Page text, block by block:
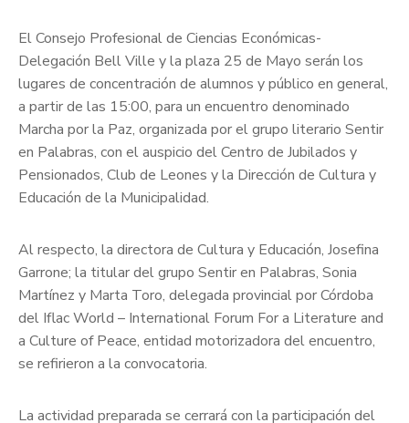
El Consejo Profesional de Ciencias Económicas-
Delegación Bell Ville y la plaza 25 de Mayo serán los
lugares de concentración de alumnos y público en general,
a partir de las 15:00, para un encuentro denominado
Marcha por la Paz, organizada por el grupo literario Sentir
en Palabras, con el auspicio del Centro de Jubilados y
Pensionados, Club de Leones y la Dirección de Cultura y
Educación de la Municipalidad.
Al respecto, la directora de Cultura y Educación, Josefina
Garrone; la titular del grupo Sentir en Palabras, Sonia
Martínez y Marta Toro, delegada provincial por Córdoba
del Iflac World – International Forum For a Literature and
a Culture of Peace, entidad motorizadora del encuentro,
se refirieron a la convocatoria.
La actividad preparada se cerrará con la participación del